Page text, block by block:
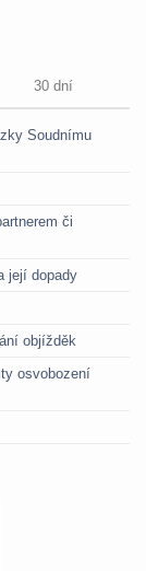
30 dní
Soudnímu
či
její dopady
objížděk
osvobození